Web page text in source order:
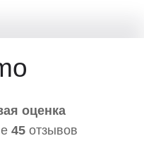
оценка
45 отзывов